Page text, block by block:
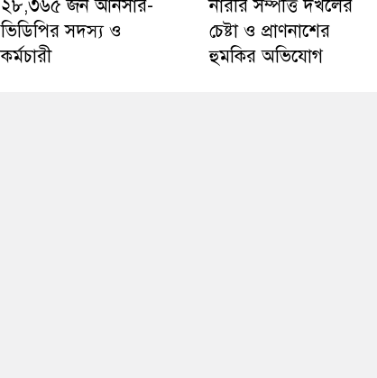
২৮,৩৬৫ জন আনসার-
ভিডিপির সদস্য ও
কর্মচারী
নারীর সম্পত্তি দখলের
চেষ্টা ও প্রাণনাশের
হুমকির অভিযোগ